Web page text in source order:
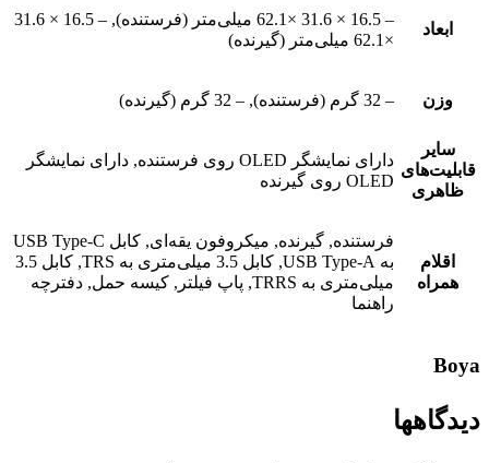
ابعاد
– 16.5 × 31.6 ×62.1 میلی‌متر (فرستنده), – 16.5 × 31.6
×62.1 میلی‌متر (گیرنده)
وزن – 32 گرم (فرستنده), – 32 گرم (گیرنده)
سایر
قابلیت‌های
ظاهری
دارای نمایشگر OLED روی فرستنده, دارای نمایشگر
OLED روی گیرنده
اقلام
همراه
فرستنده, گیرنده, میکروفون یقه‌ای, کابل USB Type-C
به USB Type-A, کابل 3.5 میلی‌متری به TRS, کابل 3.5
میلی‌متری به TRRS, پاپ فیلتر, کیسه حمل, دفترچه
راهنما
Boya
دیدگاهها